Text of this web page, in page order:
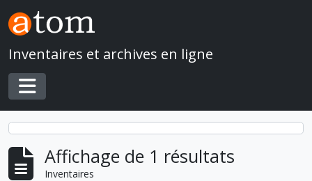
Skip to main content
Inventaires et archives en ligne
Toggle navigation
Affichage de 1 résultats
Inventaires